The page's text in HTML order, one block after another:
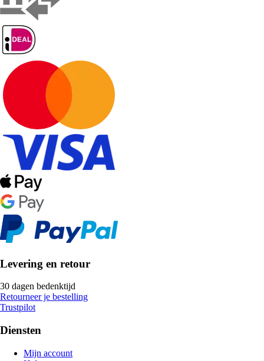
Levering en retour
30 dagen bedenktijd
Retourneer je bestelling
Trustpilot
Diensten
Mijn account